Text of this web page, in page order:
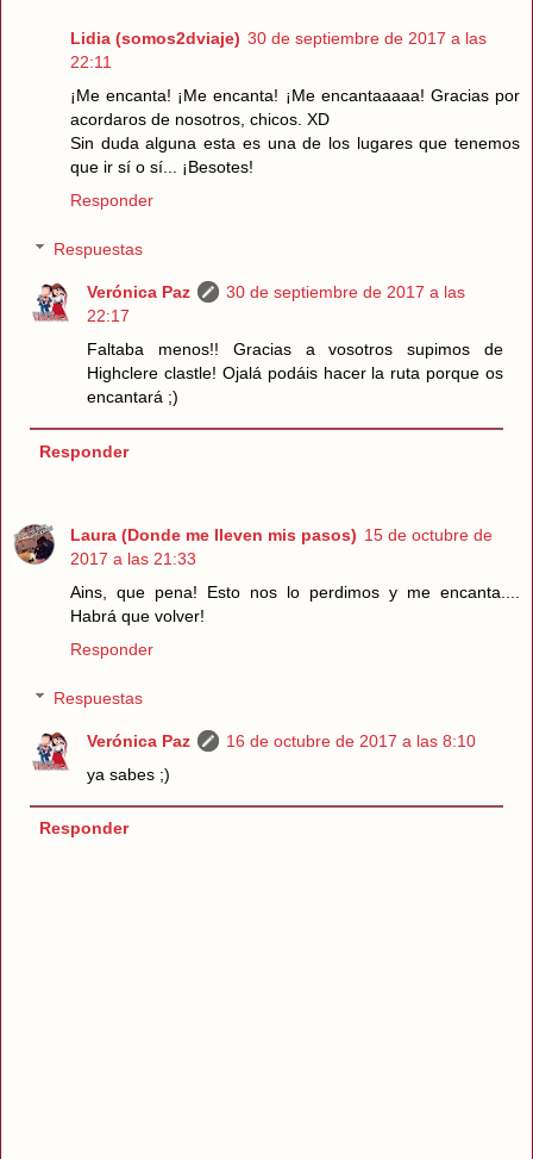
Lidia (somos2dviaje) 30 de septiembre de 2017 a las
22:11
¡Me encanta! ¡Me encanta! ¡Me encantaaaaa! Gracias por
acordaros de nosotros, chicos. XD
Sin duda alguna esta es una de los lugares que tenemos
que ir sí o sí... ¡Besotes!
Responder
Respuestas
Verónica Paz
30 de septiembre de 2017 a las
22:17
Faltaba menos!! Gracias a vosotros supimos de
Highclere clastle! Ojalá podáis hacer la ruta porque os
encantará ;)
Responder
Laura (Donde me lleven mis pasos) 15 de octubre de
2017 a las 21:33
Ains, que pena! Esto nos lo perdimos y me encanta....
Habrá que volver!
Responder
Respuestas
Verónica Paz
16 de octubre de 2017 a las 8:10
ya sabes ;)
Responder